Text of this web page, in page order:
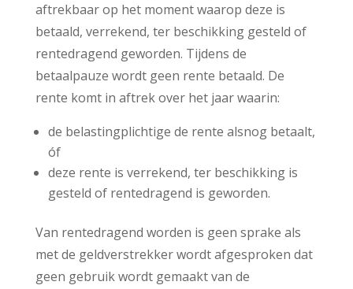
aftrekbaar op het moment waarop deze is
betaald, verrekend, ter beschikking gesteld of
rentedragend geworden. Tijdens de
betaalpauze wordt geen rente betaald. De
rente komt in aftrek over het jaar waarin:
de belastingplichtige de rente alsnog betaalt,
óf
deze rente is verrekend, ter beschikking is
gesteld of rentedragend is geworden.
Van rentedragend worden is geen sprake als
met de geldverstrekker wordt afgesproken dat
geen gebruik wordt gemaakt van de